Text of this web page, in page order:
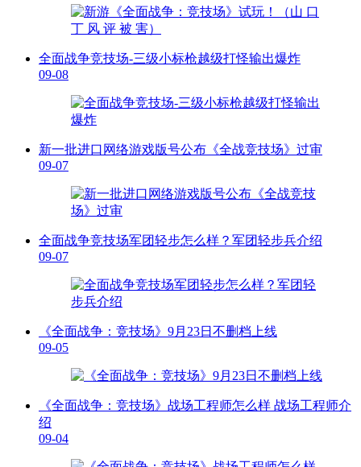
全面战争竞技场-三级小标枪越级打怪输出爆炸
09-08
新一批进口网络游戏版号公布《全战竞技场》过审
09-07
全面战争竞技场军团轻步怎么样？军团轻步兵介绍
09-07
《全面战争：竞技场》9月23日不删档上线
09-05
《全面战争：竞技场》战场工程师怎么样 战场工程师介
绍
09-04